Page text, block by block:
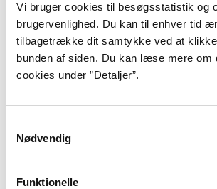
Vi bruger cookies til besøgsstatistik og
brugervenlighed. Du kan til enhver tid
tilbagetrække dit samtykke ved at klikke
bunden af siden. Du kan læse mere om
cookies under ”Detaljer”.
Nødvendig
Funktionelle
radikalt nyskabende med sine
romaner, sit absurde teater, sine
noveller og radiostykker.
Beckett blev født i 1906 i en forstad
velanset kostskole, hvor han både
fremragende inden for akademia og
College i Dublin og tog siden til Paris